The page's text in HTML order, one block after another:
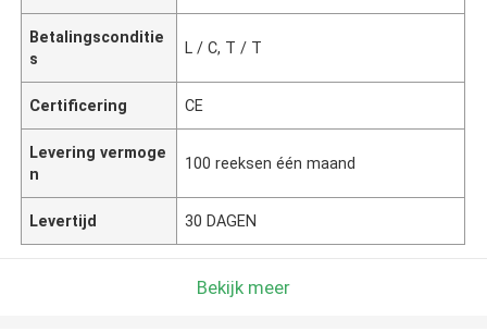
Betalingsconditie
s
L / C, T / T
Certificering CE
Levering vermoge
n
100 reeksen één maand
Levertijd 30 DAGEN
Bekijk meer